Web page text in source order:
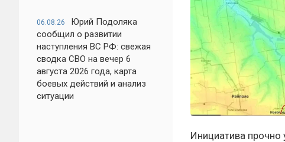
06.08.26
Юрий Подоляка
сообщил о развитии
наступления ВС РФ: свежая
сводка СВО на вечер 6
августа 2026 года, карта
боевых действий и анализ
ситуации
Инициатива